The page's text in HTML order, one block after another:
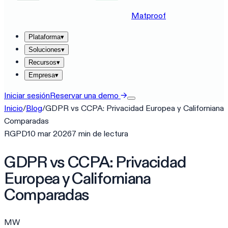
Matproof
Plataforma▾
Soluciones▾
Recursos▾
Empresa▾
Iniciar sesiónReservar una demo →
Inicio/Blog/GDPR vs CCPA: Privacidad Europea y Californiana
Comparadas
RGPD10 mar 20267 min de lectura
GDPR vs CCPA: Privacidad
Europea y Californiana
Comparadas
MW